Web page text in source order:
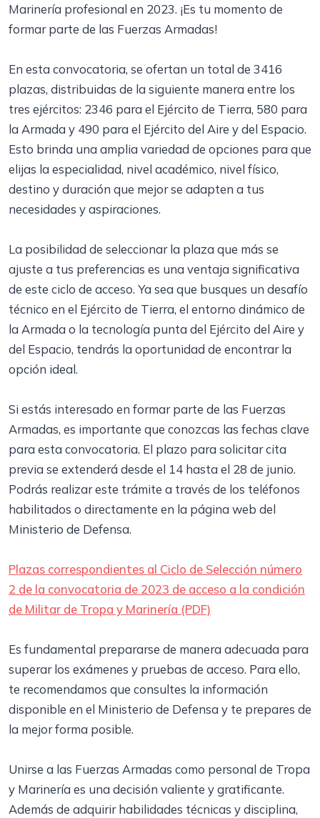
Marinería profesional en 2023. ¡Es tu momento de
formar parte de las Fuerzas Armadas!
En esta convocatoria, se ofertan un total de 3416
plazas, distribuidas de la siguiente manera entre los
tres ejércitos: 2346 para el Ejército de Tierra, 580 para
la Armada y 490 para el Ejército del Aire y del Espacio.
Esto brinda una amplia variedad de opciones para que
elijas la especialidad, nivel académico, nivel físico,
destino y duración que mejor se adapten a tus
necesidades y aspiraciones.
La posibilidad de seleccionar la plaza que más se
ajuste a tus preferencias es una ventaja significativa
de este ciclo de acceso. Ya sea que busques un desafío
técnico en el Ejército de Tierra, el entorno dinámico de
la Armada o la tecnología punta del Ejército del Aire y
del Espacio, tendrás la oportunidad de encontrar la
opción ideal.
Si estás interesado en formar parte de las Fuerzas
Armadas, es importante que conozcas las fechas clave
para esta convocatoria. El plazo para solicitar cita
previa se extenderá desde el 14 hasta el 28 de junio.
Podrás realizar este trámite a través de los teléfonos
habilitados o directamente en la página web del
Ministerio de Defensa.
Plazas correspondientes al Ciclo de Selección número
2 de la convocatoria de 2023 de acceso a la condición
de Militar de Tropa y Marinería (PDF)
Es fundamental prepararse de manera adecuada para
superar los exámenes y pruebas de acceso. Para ello,
te recomendamos que consultes la información
disponible en el Ministerio de Defensa y te prepares de
la mejor forma posible.
Unirse a las Fuerzas Armadas como personal de Tropa
y Marinería es una decisión valiente y gratificante.
Además de adquirir habilidades técnicas y disciplina,